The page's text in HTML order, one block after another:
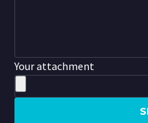
Your attachment